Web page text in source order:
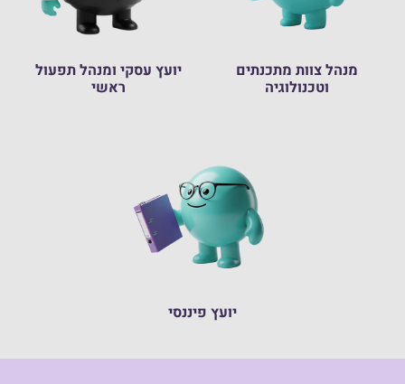
מנהל צוות מתכנתים
וטכנולוגיה
יועץ עסקי ומנהל תפעול
ראשי
יועץ פיננסי